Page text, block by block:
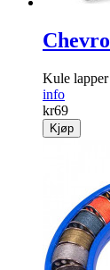
Kule
info
kr69
Kjøp